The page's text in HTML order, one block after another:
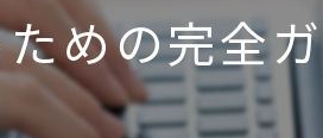
ダイエット
ヒップアップ
めの完全